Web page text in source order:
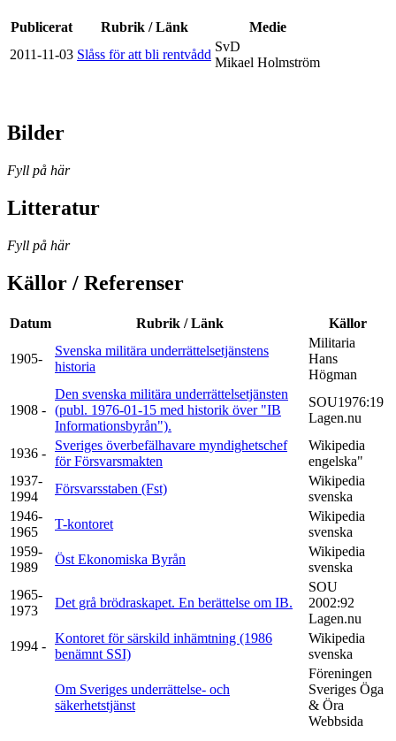
Publicerat Rubrik / Länk
Medie
2011-11-03 Slåss för att bli rentvådd
SvD
Mikael Holmström
Bilder
Fyll på här
Litteratur
Fyll på här
Källor / Referenser
Datum Rubrik / Länk Källor
1905-
Svenska militära underrättelsetjänstens
historia
Militaria
Hans
Högman
1908 -
Den svenska militära underrättelsetjänsten
(publ. 1976-01-15 med historik över "IB
Informationsbyrån").
SOU1976:19
Lagen.nu
1936 -
Sveriges överbefälhavare myndighetschef
för Försvarsmakten
Wikipedia
engelska"
1937-
1994
Försvarsstaben (Fst)
Wikipedia
svenska
1946-
1965
T-kontoret
Wikipedia
svenska
1959-
1989
Öst Ekonomiska Byrån
Wikipedia
svenska
1965-
1973
Det grå brödraskapet. En berättelse om IB.
SOU
2002:92
Lagen.nu
1994 -
Kontoret för särskild inhämtning (1986
benämnt SSI)
Wikipedia
svenska
Om Sveriges underrättelse- och
säkerhetstjänst
Föreningen
Sveriges Öga
& Öra
Webbsida